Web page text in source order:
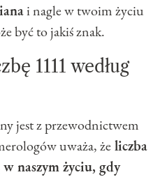
i nagle w twoim życiu
być to jakiś znak.
1111 według
jest z przewodnictwem
uważa, żeliczba
w naszym życiu, gdy